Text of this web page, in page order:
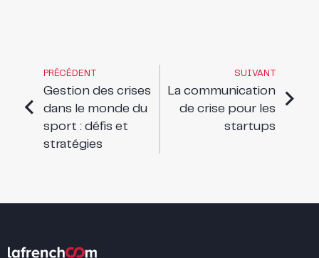
PRÉCÉDENT
Gestion des crises
dans le monde du
sport : défis et
stratégies
SUIVANT
La communication
de crise pour les
startups